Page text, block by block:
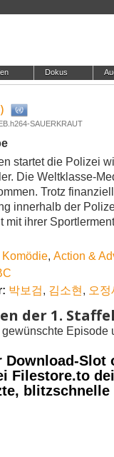
Dokus
SAUERKRAUT
startet die Polizei
Die Weltklasse-
Trotz
innerhalb der
mit ihrer
Komödie, Action &
박보검, 김소현 , 오정
der 1.
Download-Slot
Filestore.to